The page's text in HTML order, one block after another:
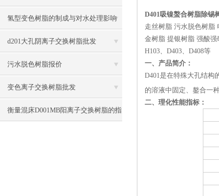
氢型变色树脂的制成与对水处理影响
d201大孔阴离子交换树脂批发
污水脱色树脂报价
变色离子交换树脂批发
衡量混床D001MB阳离子交换树脂的指
D401吸镍螯合树脂除锡
走丝树脂 污水脱色树脂
金树脂 提银树脂 强酸强
H103、D403、D408等
一、产品简介：
D401是在特殊大孔结构
的溶液中固定、鏊合一
二、理化性能指标：